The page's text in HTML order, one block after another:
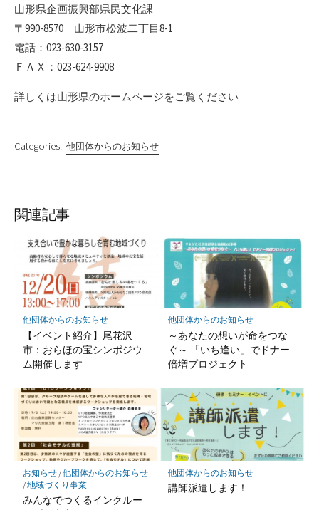
山形県企画振興部県民文化課
〒990-8570 山形市松波二丁目8-1
電話：023-630-3157
ＦＡＸ：023-624-9908
詳しくは山形県のホームページをご覧ください
Categories: 他団体からのお知らせ
関連記事
他団体からのお知らせ
【イベント紹介】尾花沢
市：おらほの宝シンポジウ
ム開催します
他団体からのお知らせ
～あなたの想いが命をつな
ぐ～ 「いち逢い」でドナー
倍増プロジェクト
お知らせ/他団体からのお知らせ
/地域づくり事業
みんなでつくるインクルー
他団体からのお知らせ
講師派遣します！